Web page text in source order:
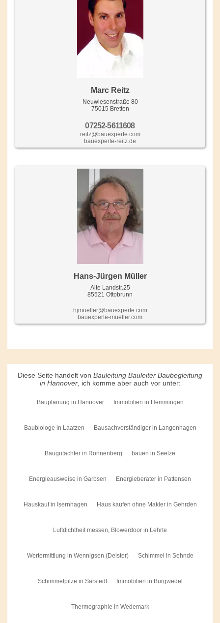
Marc Reitz
Neuwiesenstraße 80
75015 Bretten
07252-5611608
reitz@bauexperte.com
bauexperte-reitz.de
Hans-Jürgen Müller
Alte Landstr.25
85521 Ottobrunn
hjmueller@bauexperte.com
bauexperte-mueller.com
Diese Seite handelt von Bauleitung Bauleiter Baubegleitung
in Hannover, ich komme aber auch vor unter:
Bauplanung in Hannover Immobilien in Hemmingen
Baubiologe in Laatzen Bausachverständiger in Langenhagen
Baugutachter in Ronnenberg bauen in Seelze
Energieausweise in Garbsen Energieberater in Pattensen
Hauskauf in Isernhagen Haus kaufen ohne Makler in Gehrden
Luftdichtheit messen, Blowerdoor in Lehrte
Wertermittlung in Wennigsen (Deister) Schimmel in Sehnde
Schimmelpilze in Sarstedt Immobilien in Burgwedel
Thermographie in Wedemark